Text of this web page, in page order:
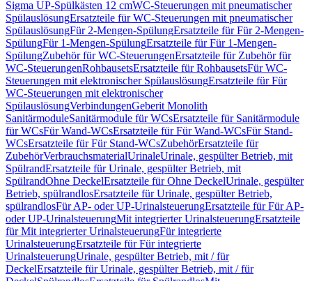
Sigma UP-Spülkästen 12 cmWC-Steuerungen mit pneumatischer
SpülauslösungErsatzteile für WC-Steuerungen mit pneumatischer
SpülauslösungFür 2-Mengen-SpülungErsatzteile für Für 2-Mengen-
SpülungFür 1-Mengen-SpülungErsatzteile für Für 1-Mengen-
SpülungZubehör für WC-SteuerungenErsatzteile für Zubehör für
WC-SteuerungenRohbausetsErsatzteile für RohbausetsFür WC-
Steuerungen mit elektronischer SpülauslösungErsatzteile für Für
WC-Steuerungen mit elektronischer
SpülauslösungVerbindungenGeberit Monolith
SanitärmoduleSanitärmodule für WCsErsatzteile für Sanitärmodule
für WCsFür Wand-WCsErsatzteile für Für Wand-WCsFür Stand-
WCsErsatzteile für Für Stand-WCsZubehörErsatzteile für
ZubehörVerbrauchsmaterialUrinaleUrinale, gespülter Betrieb, mit
SpülrandErsatzteile für Urinale, gespülter Betrieb, mit
SpülrandOhne DeckelErsatzteile für Ohne DeckelUrinale, gespülter
Betrieb, spülrandlosErsatzteile für Urinale, gespülter Betrieb,
spülrandlosFür AP- oder UP-UrinalsteuerungErsatzteile für Für AP-
oder UP-UrinalsteuerungMit integrierter UrinalsteuerungErsatzteile
für Mit integrierter UrinalsteuerungFür integrierte
UrinalsteuerungErsatzteile für Für integrierte
UrinalsteuerungUrinale, gespülter Betrieb, mit / für
DeckelErsatzteile für Urinale, gespülter Betrieb, mit / für